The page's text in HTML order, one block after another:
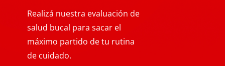
Realizá nuestra evaluación de
salud bucal para sacar el
máximo partido de tu rutina
de cuidado.